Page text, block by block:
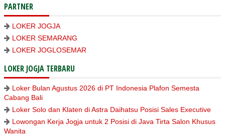
PARTNER
LOKER JOGJA
LOKER SEMARANG
LOKER JOGLOSEMAR
LOKER JOGJA TERBARU
Loker Bulan Agustus 2026 di PT Indonesia Plafon Semesta
Cabang Bali
Loker Solo dan Klaten di Astra Daihatsu Posisi Sales Executive
Lowongan Kerja Jogja untuk 2 Posisi di Java Tirta Salon Khusus
Wanita